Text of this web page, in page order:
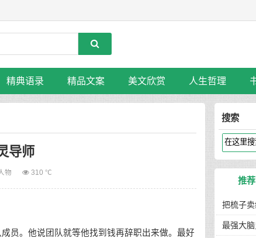
精典语录 精品文案 美文欣赏 人生哲理
导师
物 310 ℃
。他说团队就等他找到钱再辞职出来做。最好
搜索
推荐
把梳子
最强大